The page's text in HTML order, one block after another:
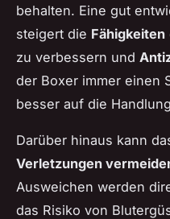
behalten. Eine gut
steigert die Fähigkeiten
zu verbessern und
der Boxer immer einen
besser auf die
Darüber hinaus kann
Verletzungen
Ausweichen werden
das Risiko von